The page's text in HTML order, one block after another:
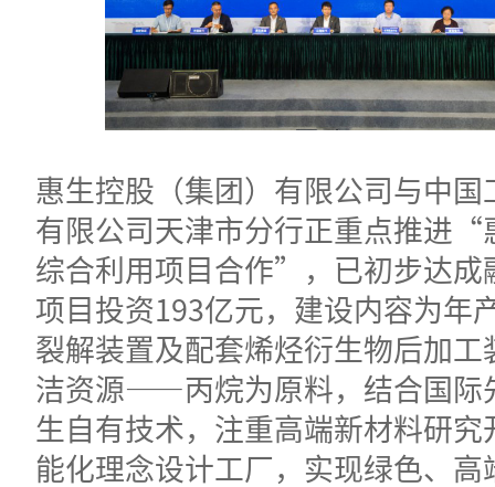
惠生控股（集团）有限公司与中
有限公司天津市分行正重点推进“
综合利用项目合作”，已初步达成
项目投资193亿元，建设内容为年
裂解装置及配套烯烃衍生物后加
洁资源——丙烷为原料，结合国际
生自有技术，注重高端新材料研
能化理念设计工厂，实现绿色、